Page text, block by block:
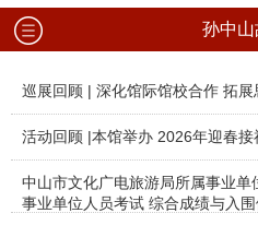
孙中
巡展回顾 | 深化馆际馆校合作 拓
活动回顾 |本馆举办 2026年迎春接
中山市文化广电旅游局所属事业
事业单位人员考试 综合成绩与入围